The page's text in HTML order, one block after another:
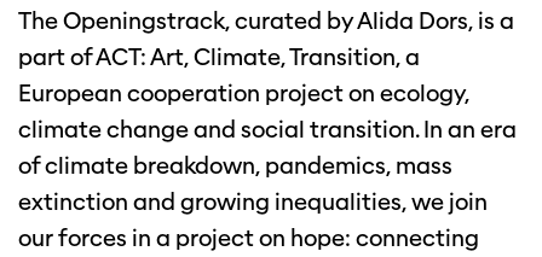
The Openingstrack, curated by Alida Dors, is a
part of ACT: Art, Climate, Transition, a
European cooperation project on ecology,
climate change and social transition. In an era
of climate breakdown, pandemics, mass
extinction and growing inequalities, we join
our forces in a project on hope: connecting